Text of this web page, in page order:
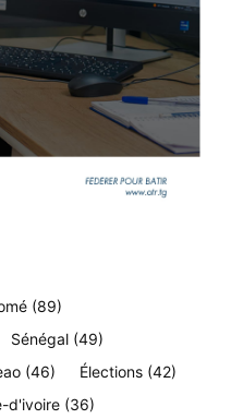
(89)
Sénégal (49)
(46) Élections (42)
d'ivoire (36)